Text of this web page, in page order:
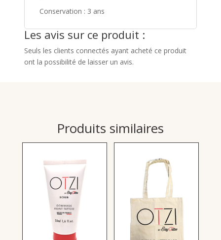
Conservation : 3 ans
Les avis sur ce produit :
Seuls les clients connectés ayant acheté ce produit
ont la possibilité de laisser un avis.
Produits similaires